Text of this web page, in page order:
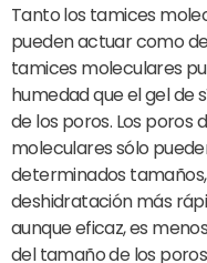
Tanto los tamices
pueden actuar como
tamices moleculares
humedad que el gel de
de los poros. Los
moleculares sólo
determinados
deshidratación más
aunque eficaz, es
del tamaño de los